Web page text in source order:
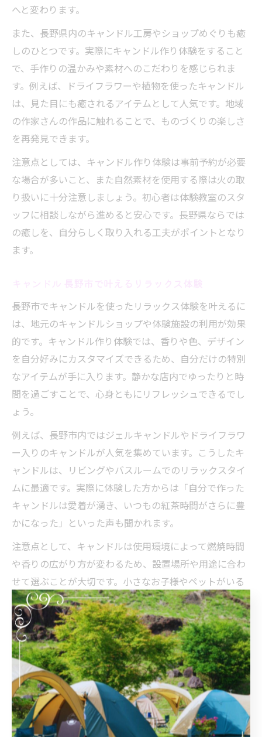
へと変わります。
また、長野県内のキャンドル工房やショップめぐりも癒
しのひとつです。実際にキャンドル作り体験をすること
で、手作りの温かみや素材へのこだわりを感じられま
す。例えば、ドライフラワーや植物を使ったキャンドル
は、見た目にも癒されるアイテムとして人気です。地域
の作家さんの作品に触れることで、ものづくりの楽しさ
を再発見できます。
注意点としては、キャンドル作り体験は事前予約が必要
な場合が多いこと、また自然素材を使用する際は火の取
り扱いに十分注意しましょう。初心者は体験教室のスタ
ッフに相談しながら進めると安心です。長野県ならでは
の癒しを、自分らしく取り入れる工夫がポイントとなり
ます。
長野市でキャンドルを使ったリラックス体験を叶えるに
は、地元のキャンドルショップや体験施設の利用が効果
的です。キャンドル作り体験では、香りや色、デザイン
を自分好みにカスタマイズできるため、自分だけの特別
なアイテムが手に入ります。静かな店内でゆったりと時
間を過ごすことで、心身ともにリフレッシュできるでし
ょう。
例えば、長野市内ではジェルキャンドルやドライフラワ
ー入りのキャンドルが人気を集めています。こうしたキ
ャンドルは、リビングやバスルームでのリラックスタイ
ムに最適です。実際に体験した方からは「自分で作った
キャンドルは愛着が湧き、いつもの紅茶時間がさらに豊
かになった」といった声も聞かれます。
注意点として、キャンドルは使用環境によって燃焼時間
や香りの広がり方が変わるため、設置場所や用途に合わ
せて選ぶことが大切です。小さなお子様やペットがいる
ご家庭では、安全対策を十分に行いましょう。長野市な
らではのキャンドル体験は、日常の中に癒しを取り入れ
る最適なアプローチとなります。
長野 キャンドル工房で癒しを見つける方法
長野のキャンドル工房で癒しを見つけるには、まず自分
の好みに合った工房をリサーチすることから始めましょ
う。多くの工房では、自然素材や季節の花を使ったオリ